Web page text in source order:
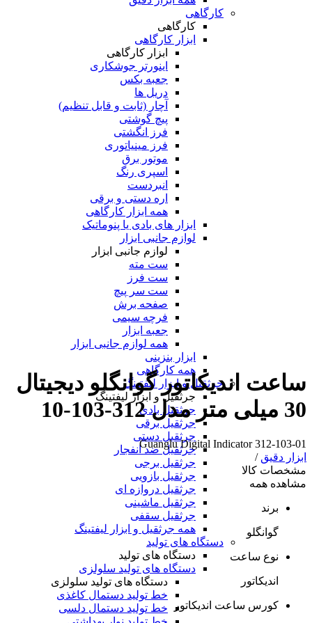
کارگاهی
کارگاهی
ابزار کارگاهی
ابزار کارگاهی
اینورتر جوشکاری
جعبه بکس
دریل ها
آچار (ثابت و قابل تنظیم)
پیچ گوشتی
فرز انگشتی
فرز مینیاتوری
موتور برق
اسپری رنگ
انبردست
اره دستی و برقی
همه ابزار کارگاهی
ابزار های بادی یا پنوماتیک
لوازم جانبی ابزار
لوازم جانبی ابزار
ست مته
ست فرز
ست سر پیچ
صفحه برش
فرچه سیمی
جعبه ابزار
همه لوازم جانبی ابزار
ابزار بنزینی
همه کارگاهی
جرثقیل و ابزار لیفتینگ
جرثقیل و ابزار لیفتینگ
جرثقیل بادی
جرثقیل برقی
جرثقیل دستی
جرثقیل ضد انفجار
جرثقیل برجی
جرثقیل بازویی
جرثقیل دروازه ای
جرثقیل ماشینی
جرثقیل سقفی
همه جرثقیل و ابزار لیفتینگ
دستگاه های تولید
دستگاه های تولید
دستگاه های تولید سلولزی
دستگاه های تولید سلولزی
خط تولید دستمال کاغذی
خط تولید دستمال دلسی
ساعت اندیکاتور گوانگلو دیجیتال
30 میلی متر مدل 312-103-10
Guanglu Digital Indicator 312-103-01
ابزار دقیق /
مشخصات کالا
مشاهده همه
برند
گوانگلو
نوع ساعت
اندیکاتور
کورس ساعت اندیکاتور